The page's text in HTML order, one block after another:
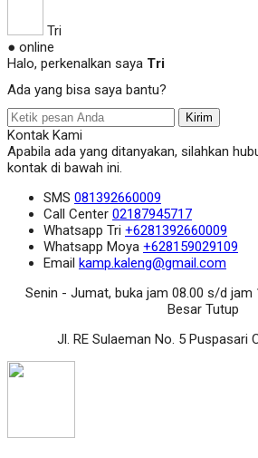
Tri
● online
Halo, perkenalkan saya Tri
Ada yang bisa saya bantu?
Kirim
Kontak Kami
Apabila ada yang ditanyakan, silahkan
kontak di bawah ini.
SMS 081392660009
Call Center 02187945717
Whatsapp Tri +6281392660009
Whatsapp Moya +628159029109
Email kamp.kaleng@gmail.com
Senin - Jumat, buka jam 08.00 s/d jam
Besar Tutup
Jl. RE Sulaeman No. 5 Puspasari